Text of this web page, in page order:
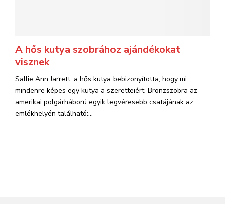
A hős kutya szobrához ajándékokat
visznek
Sallie Ann Jarrett, a hős kutya bebizonyította, hogy mi
mindenre képes egy kutya a szeretteiért. Bronzszobra az
amerikai polgárháború egyik legvéresebb csatájának az
emlékhelyén található:...